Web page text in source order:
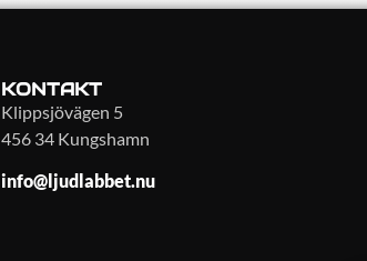
KONTAKT
Klippsjövägen 5
456 34 Kungshamn
info@ljudlabbet.nu